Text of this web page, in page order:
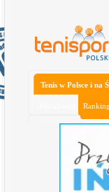
Tenis w Polsce i na